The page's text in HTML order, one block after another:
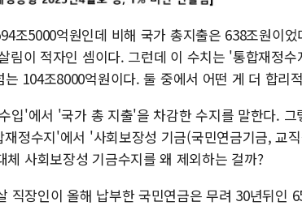
조5000억원인데 비해 국가 총지출은 638조원이
림이 적자인 셈이다. 그런데 이 수치는 '통합재정
104조8000억원이다. 둘 중에서 어떤 게 더 합리
입'에서 '국가 총 지출'을 차감한 수지를 말한다.
정수지'에서 '사회보장성 기금(국민연금기금, 교
체 사회보장성 기금수지를 왜 제외하는 걸까?
직장인이 올해 납부한 국민연금은 무려 30년뒤인